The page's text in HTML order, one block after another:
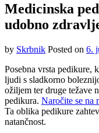
Medicinska
udobno
by Skrbnik Posted on 6.
Posebna vrsta pedikure,
ljudi s sladkorno
ožiljem ter druge težave
pedikura. Naročite se na
Ta oblika pedikure
natančnost.